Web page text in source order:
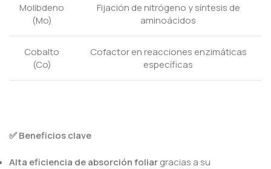
Molibdeno
(Mo)
Fijación de nitrógeno y síntesis de
aminoácidos
Cobalto
(Co)
Cofactor en reacciones enzimáticas
específicas
✅ Beneficios clave
Alta eficiencia de absorción foliargracias a su